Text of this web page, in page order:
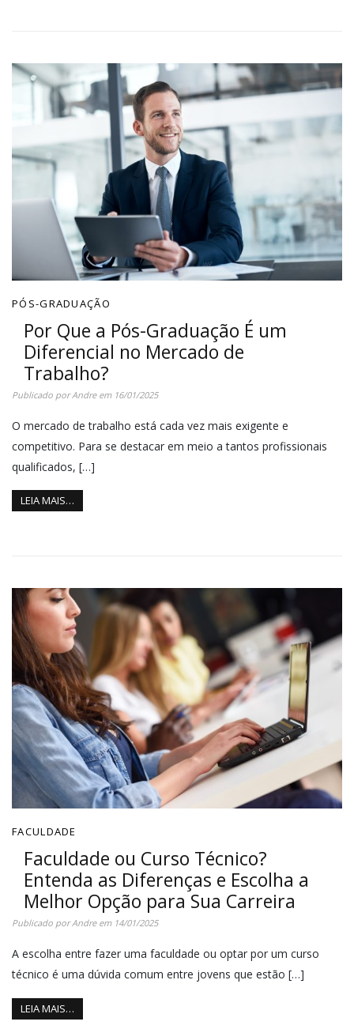
PÓS-GRADUAÇÃO
Por Que a Pós-Graduação É um
Diferencial no Mercado de
Trabalho?
Publicado porAndreem 16/01/2025
O mercado de trabalho está cada vez mais exigente e
competitivo. Para se destacar em meio a tantos profissionais
qualificados, […]
LEIA MAIS…
FACULDADE
Faculdade ou Curso Técnico?
Entenda as Diferenças e Escolha a
Melhor Opção para Sua Carreira
Publicado porAndreem 14/01/2025
A escolha entre fazer uma faculdade ou optar por um curso
técnico é uma dúvida comum entre jovens que estão […]
LEIA MAIS…